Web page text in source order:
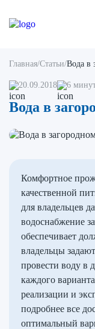
Главная/Статьи/Вода в
20.09.2018 6
Вода в
Комфортное
качественной
для владельцев
водоснабжение
обеспечивает
владельцы
провести воду в
каждого
реализации и
подробнее все
оптимальный